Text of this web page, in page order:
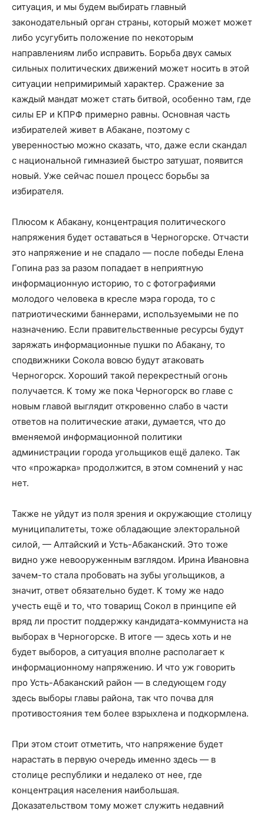
ситуация, и мы будем выбирать главный
законодательный орган страны, который может может
либо усугубить положение по некоторым
направлениям либо исправить. Борьба двух самых
сильных политических движений может носить в этой
ситуации непримиримый характер. Сражение за
каждый мандат может стать битвой, особенно там, где
силы ЕР и КПРФ примерно равны. Основная часть
избирателей живет в Абакане, поэтому с
уверенностью можно сказать, что, даже если скандал
с национальной гимназией быстро затушат, появится
новый. Уже сейчас пошел процесс борьбы за
избирателя.
Плюсом к Абакану, концентрация политического
напряжения будет оставаться в Черногорске. Отчасти
это напряжение и не спадало — после победы Елена
Гопина раз за разом попадает в неприятную
информационную историю, то с фотографиями
молодого человека в кресле мэра города, то с
патриотическими баннерами, используемыми не по
назначению. Если правительственные ресурсы будут
заряжать информационные пушки по Абакану, то
сподвижники Сокола вовсю будут атаковать
Черногорск. Хороший такой перекрестный огонь
получается. К тому же пока Черногорск во главе с
новым главой выглядит откровенно слабо в части
ответов на политические атаки, думается, что до
вменяемой информационной политики
администрации города угольщиков ещё далеко. Так
что «прожарка» продолжится, в этом сомнений у нас
нет.
Также не уйдут из поля зрения и окружающие столицу
муниципалитеты, тоже обладающие электоральной
силой, — Алтайский и Усть-Абаканский. Это тоже
видно уже невооруженным взглядом. Ирина Ивановна
зачем-то стала пробовать на зубы угольщиков, а
значит, ответ обязательно будет. К тому же надо
учесть ещё и то, что товарищ Сокол в принципе ей
вряд ли простит поддержку кандидата-коммуниста на
выборах в Черногорске. В итоге — здесь хоть и не
будет выборов, а ситуация вполне располагает к
информационному напряжению. И что уж говорить
про Усть-Абаканский район — в следующем году
здесь выборы главы района, так что почва для
противостояния тем более взрыхлена и подкормлена.
При этом стоит отметить, что напряжение будет
нарастать в первую очередь именно здесь — в
столице республики и недалеко от нее, где
концентрация населения наибольшая.
Доказательством тому может служить недавний